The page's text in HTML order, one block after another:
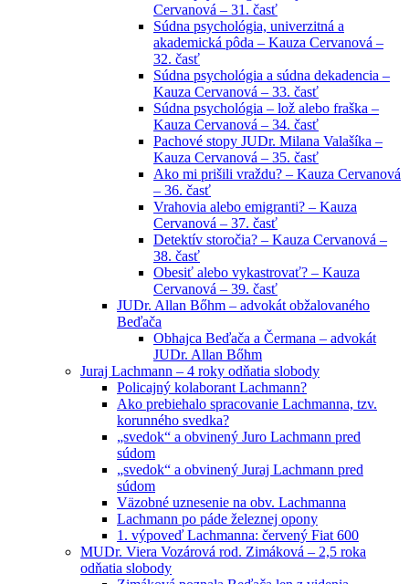
Cervanová – 31. časť
Súdna psychológia, univerzitná a
akademická pôda – Kauza Cervanová –
32. časť
Súdna psychológia a súdna dekadencia –
Kauza Cervanová – 33. časť
Súdna psychológia – lož alebo fraška –
Kauza Cervanová – 34. časť
Pachové stopy JUDr. Milana Valašíka –
Kauza Cervanová – 35. časť
Ako mi prišili vraždu? – Kauza Cervanová
– 36. časť
Vrahovia alebo emigranti? – Kauza
Cervanová – 37. časť
Detektív storočia? – Kauza Cervanová –
38. časť
Obesiť alebo vykastrovať? – Kauza
Cervanová – 39. časť
JUDr. Allan Bőhm – advokát obžalovaného
Beďača
Obhajca Beďača a Čermana – advokát
JUDr. Allan Bőhm
Juraj Lachmann – 4 roky odňatia slobody
Policajný kolaborant Lachmann?
Ako prebiehalo spracovanie Lachmanna, tzv.
korunného svedka?
„svedok“ a obvinený Juro Lachmann pred
súdom
„svedok“ a obvinený Juraj Lachmann pred
súdom
Väzobné uznesenie na obv. Lachmanna
Lachmann po páde železnej opony
1. výpoveď Lachmanna: červený Fiat 600
MUDr. Viera Vozárová rod. Zimáková – 2,5 roka
odňatia slobody